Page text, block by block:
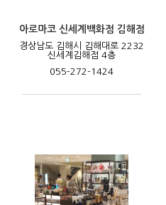
아로마코 신세계백화점 김해점
경상남도 김해시 김해대로 2232
신세계김해점 4층
055-272-1424